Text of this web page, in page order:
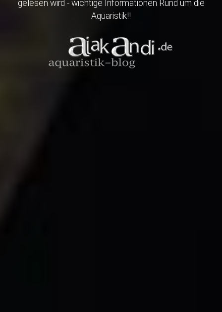
gelesen wird - wichtige Informationen Rund um die
Aquaristik!!